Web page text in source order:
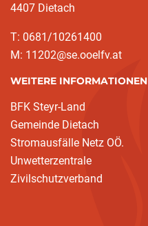
4407 Dietach
T: 0681/10261400
M: 11202@se.ooelfv.at
WEITERE INFORMATIONEN
BFK Steyr-Land
Gemeinde Dietach
Stromausfälle Netz OÖ.
Unwetterzentrale
Zivilschutzverband